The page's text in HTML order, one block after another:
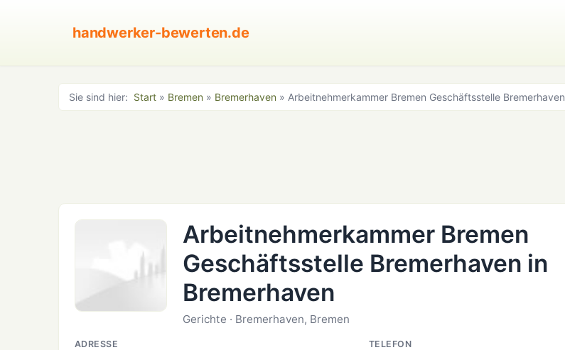
handwerker-bewerten.de
Sie sind hier: Start » Bremen » Bremerhaven » Arbeitnehmerkammer Bremen Geschäftsstelle Bremerhaven
Arbeitnehmerkammer Bremen
Geschäftsstelle Bremerhaven in
Bremerhaven
Gerichte · Bremerhaven, Bremen
ADRESSE TELEFON